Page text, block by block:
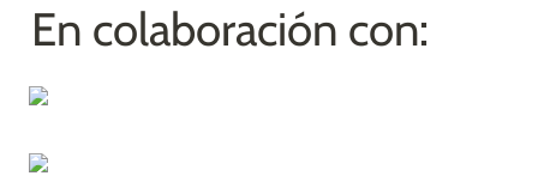
En colaboración con: